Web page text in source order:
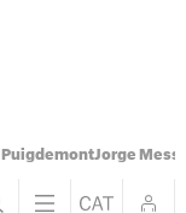
PuigdemontJorge Messi